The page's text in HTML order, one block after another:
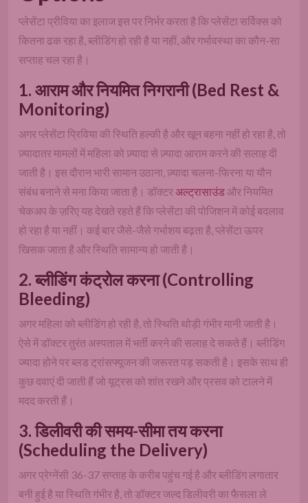
प्लेसेंटा प्रीविया का इलाज इस पर निर्भर करता है कि प्लेसेंटा सर्विक्स को
कितना ढक रहा है, ब्लीडिंग हो रही है या नहीं, और गर्भावस्था का कौन-सा
सप्ताह चल रहा है।
1. आराम और नियमित निगरानी (Bed Rest &
Monitoring)
अगर प्लेसेंटा प्रिविया की स्थिति हल्की है और खून बहना नहीं हो रहा है, तो
ज़्यादातर मामलों में महिला को ज़्यादा से ज़्यादा आराम करने की सलाह दी
जाती है। इस दौरान भारी सामान उठाना, ज़्यादा चलना-फिरना या यौन
संबंध बनाने से मना किया जाता है। डॉक्टरअल्ट्रासाउंडऔर नियमित
चेकअप के ज़रिए यह देखते रहते हैं कि प्लेसेंटा की पोजिशन में कोई बदलाव
हो रहा है या नहीं। कई बार जैसे-जैसे गर्भाशय बढ़ता है, प्लेसेंटा ऊपर
खिसक जाता है और स्थिति सामान्य हो जाती है।
2. ब्लीडिंग कंट्रोल करना (Controlling
Bleeding)
अगर महिला को ब्लीडिंग हो रही है, तो स्थिति थोड़ी गंभीर मानी जाती है।
ऐसे में डॉक्टर तुरंत अस्पताल में भर्ती करने की सलाह दे सकते हैं। ब्लीडिंग
ज्यादा होने पर ब्लड ट्रांसफ्यूजन की जरूरत पड़ सकती है। इसके साथ ही
कुछ दवाएं दी जाती हैं जो यूट्रस को शांत रखने और प्रसव को टालने में
मदद करती हैं।
3. डिलीवरी की समय-सीमा तय करना
(Scheduling the Delivery)
अगर प्रेग्नेंसी 36-37 सप्ताह के करीब पहुंच गई है और ब्लीडिंग लगातार
बनी हुई है या स्थिति गंभीर है, तो डॉक्टर जल्द डिलीवरी का फैसला ले